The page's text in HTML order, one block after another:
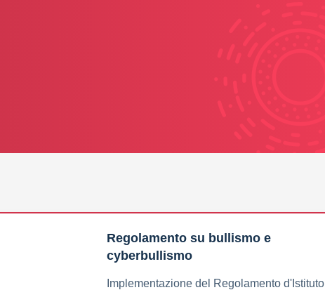
Regolamento su bullismo e
cyberbullismo
Implementazione del Regolamento d'Istituto